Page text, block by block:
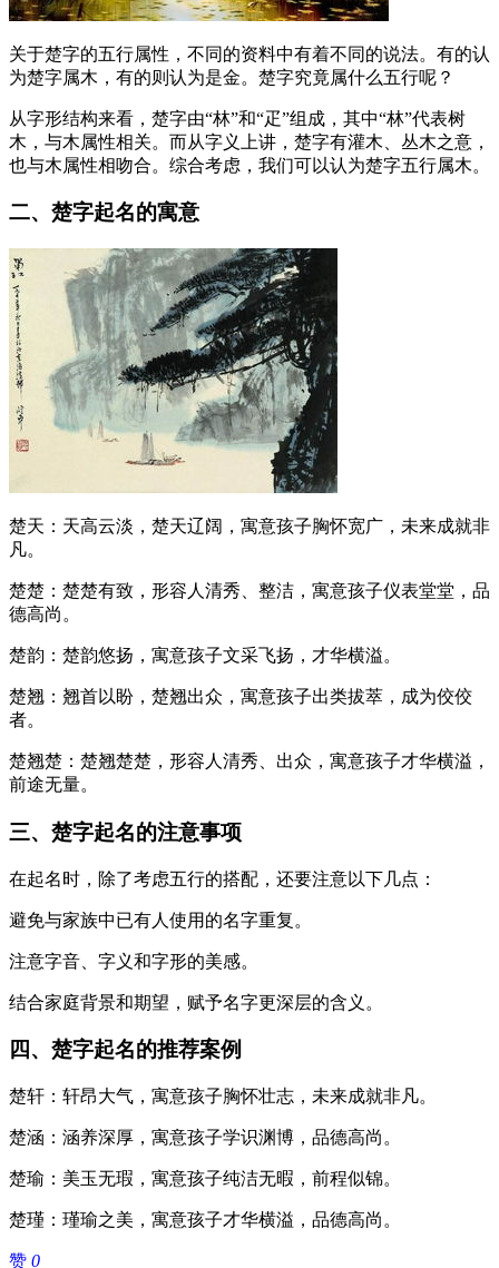
关于楚字的五行属性，不同的资料中有着不同的说法。有的认
为楚字属木，有的则认为是金。楚字究竟属什么五行呢？
从字形结构来看，楚字由“林”和“疋”组成，其中“林”代表树
木，与木属性相关。而从字义上讲，楚字有灌木、丛木之意，
也与木属性相吻合。综合考虑，我们可以认为楚字五行属木。
二、楚字起名的寓意
楚天：天高云淡，楚天辽阔，寓意孩子胸怀宽广，未来成就非
凡。
楚楚：楚楚有致，形容人清秀、整洁，寓意孩子仪表堂堂，品
德高尚。
楚韵：楚韵悠扬，寓意孩子文采飞扬，才华横溢。
楚翘：翘首以盼，楚翘出众，寓意孩子出类拔萃，成为佼佼
者。
楚翘楚：楚翘楚楚，形容人清秀、出众，寓意孩子才华横溢，
前途无量。
三、楚字起名的注意事项
在起名时，除了考虑五行的搭配，还要注意以下几点：
避免与家族中已有人使用的名字重复。
注意字音、字义和字形的美感。
结合家庭背景和期望，赋予名字更深层的含义。
四、楚字起名的推荐案例
楚轩：轩昂大气，寓意孩子胸怀壮志，未来成就非凡。
楚涵：涵养深厚，寓意孩子学识渊博，品德高尚。
楚瑜：美玉无瑕，寓意孩子纯洁无暇，前程似锦。
楚瑾：瑾瑜之美，寓意孩子才华横溢，品德高尚。
赞 0